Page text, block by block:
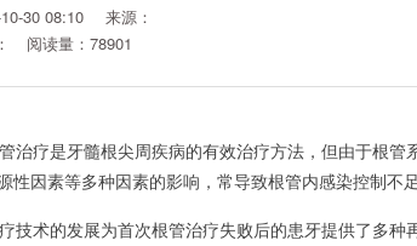
30 08:10
来源：
阅读量：78901
治疗是牙髓根尖周疾病的有效治疗方法，但由于根管
性因素等多种因素的影响，常导致根管内感染控制不
技术的发展为首次根管治疗失败后的患牙提供了多种